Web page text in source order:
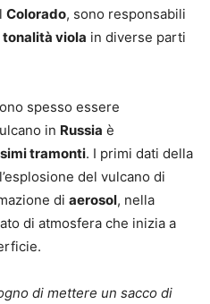
Colorado, sono responsabili
tonalità viola in diverse parti
spesso essere
in Russia è
tramonti. I primi dati della
del vulcano di
di aerosol, nella
di atmosfera che inizia a
di mettere un sacco di